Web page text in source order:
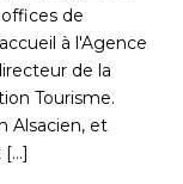
de
à l'Agence
de la
Tourisme.
Alsacien, et